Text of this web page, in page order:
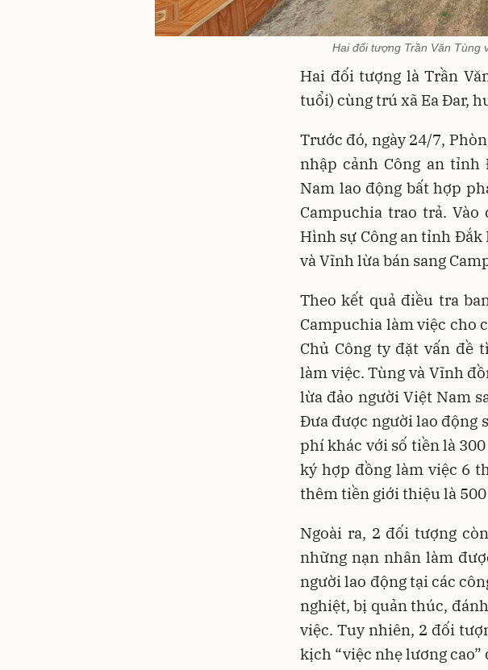
Hai đối tượng Trần Văn Tùng
Hai đối tượng là Trần
tuổi) cùng trú xã Ea Đar,
Trước đó, ngày 24/7,
nhập cảnh Công an
Nam lao động bất hợp
Campuchia trao trả.
Hình sự Công an tỉnh
và Vĩnh lừa bán sang
Theo kết quả điều tra
Campuchia làm việc cho
Chủ Công ty đặt vấn đề
làm việc. Tùng và Vĩnh
lừa đảo người Việt Nam
Đưa được người lao động
phí khác với số tiền là
ký hợp đồng làm việc 6
thêm tiền giới thiệu là 500
Ngoài ra, 2 đối tượng
những nạn nhân làm
người lao động tại các
nghiệt, bị quản thúc,
việc. Tuy nhiên, 2 đối
kịch “việc nhẹ lương cao”